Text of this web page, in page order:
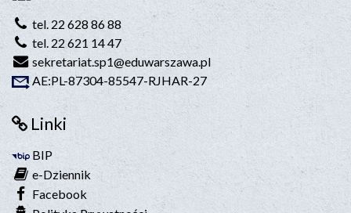
tel. 22 628 86 88
tel. 22 621 14 47
sekretariat.sp1@eduwarszawa.pl
AE:PL-87304-85547-RJHAR-27
Linki
BIP
e-Dziennik
Facebook